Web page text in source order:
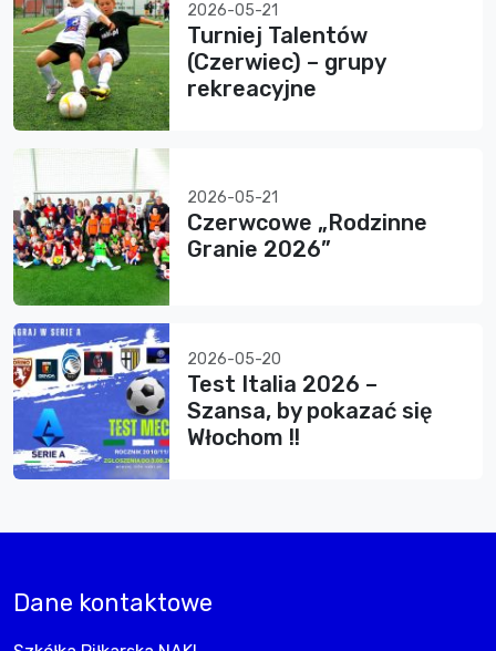
2026-05-21
Turniej Talentów
(Czerwiec) – grupy
rekreacyjne
2026-05-21
Czerwcowe „Rodzinne
Granie 2026”
2026-05-20
Test Italia 2026 –
Szansa, by pokazać się
Włochom !!
Dane kontaktowe